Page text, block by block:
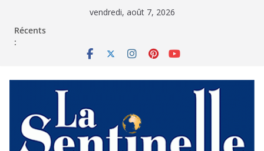
vendredi, août 7, 2026
Récents
: